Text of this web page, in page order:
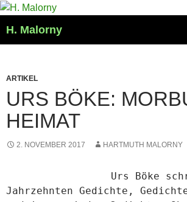
Zum
springen
H. Malorny
ARTIKEL
URS BÖKE:
HEIMAT
2. NOVEMBER 2017 HARTMUTH MALORNY
Urs Böke
Jahrzehnten Gedichte,